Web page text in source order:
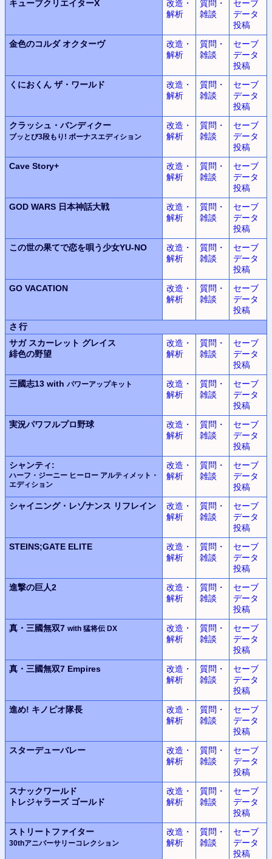
キューブクリエイターX
改造・
解析
質問・
雑談
セーブ
データ
投稿
金色のコルダオクターヴ
改造・
解析
質問・
雑談
セーブ
データ
投稿
くにおくん ザ・ワールド
改造・
解析
質問・
雑談
セーブ
データ
投稿
クラッシュ・バンディクー
ブッとび3段もり! ボーナスエディション
改造・
解析
質問・
雑談
セーブ
データ
投稿
Cave Story+
改造・
解析
質問・
雑談
セーブ
データ
投稿
GOD WARS 日本神話大戦
改造・
解析
質問・
雑談
セーブ
データ
投稿
この世の果てで恋を唄う少女YU-NO
改造・
解析
質問・
雑談
セーブ
データ
投稿
GO VACATION
改造・
解析
質問・
雑談
セーブ
データ
投稿
さ行
サガ スカーレット グレイス
緋色の野望
改造・
解析
質問・
雑談
セーブ
データ
投稿
三國志13 with パワーアップキット
改造・
解析
質問・
雑談
セーブ
データ
投稿
実況パワフルプロ野球
改造・
解析
質問・
雑談
セーブ
データ
投稿
シャンティ:
ハーフ・ジーニー ヒーロー アルティメット・
エディション
改造・
解析
質問・
雑談
セーブ
データ
投稿
シャイニング・レゾナンス リフレイン
改造・
解析
質問・
雑談
セーブ
データ
投稿
STEINS;GATE ELITE
改造・
解析
質問・
雑談
セーブ
データ
投稿
進撃の巨人2
改造・
解析
質問・
雑談
セーブ
データ
投稿
真・三國無双7 with 猛将伝 DX
改造・
解析
質問・
雑談
セーブ
データ
投稿
真・三國無双7 Empires
改造・
解析
質問・
雑談
セーブ
データ
投稿
進め! キノピオ隊長
改造・
解析
質問・
雑談
セーブ
データ
投稿
スターデューバレー
改造・
解析
質問・
雑談
セーブ
データ
投稿
スナックワールド
トレジャラーズ ゴールド
改造・
解析
質問・
雑談
セーブ
データ
投稿
ストリートファイター
30thアニバーサリーコレクション
改造・
解析
質問・
雑談
セーブ
データ
投稿